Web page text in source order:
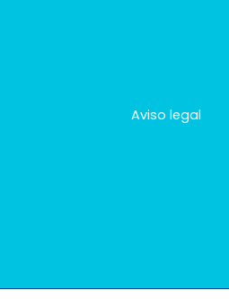
Aviso legal